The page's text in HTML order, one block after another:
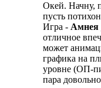
Окей. Начну,
пусть
Игра - Амнея
отличное
может
графика на
уровне (ОП-
пара